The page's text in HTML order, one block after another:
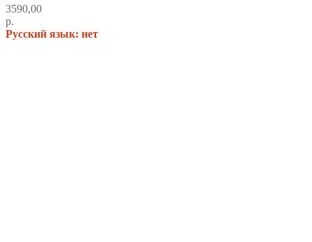
3590,00
р.
Русский язык: нет